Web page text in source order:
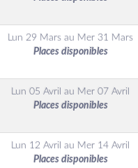
Lun 29 Mars au Mer 31 Mars
Places disponibles
Lun 05 Avril au Mer 07 Avril
Places disponibles
Lun 12 Avril au Mer 14 Avril
Places disponibles